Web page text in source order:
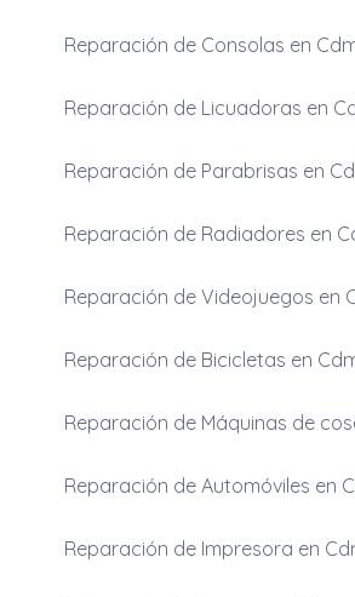
Reparación de Consolas en
Reparación de Licuadoras en
Reparación de Parabrisas en
Reparación de Radiadores en
Reparación de Videojuegos en
Reparación de Bicicletas en
Reparación de Máquinas de
Reparación de Automóviles en
Reparación de Impresora en